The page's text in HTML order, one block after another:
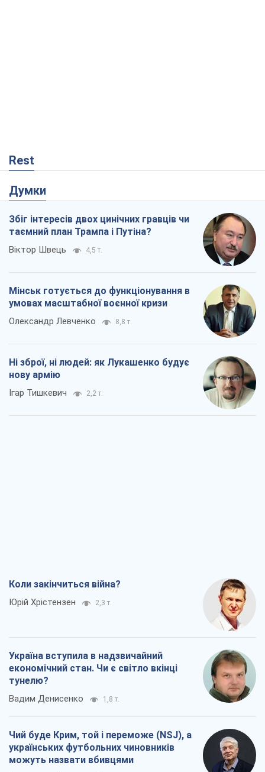
Rest
Думки
Збіг інтересів двох цинічних гравців чи
таємний план Трампа і Путіна?
Віктор Швець 4,5 т.
Мінськ готується до функціонування в
умовах масштабної воєнної кризи
Олександр Левченко 8,8 т.
Ні зброї, ні людей: як Лукашенко будує
нову армію
Ігар Тишкевич 2,2 т.
Коли закінчиться війна?
Юрій Хрістензен 2,3 т.
Україна вступила в надзвичайний
економічний стан. Чи є світло вкінці
тунелю?
Вадим Денисенко 1,8 т.
Чий буде Крим, той і переможе (NSJ), а
українських футбольних чиновників
можуть назвати вбивцями